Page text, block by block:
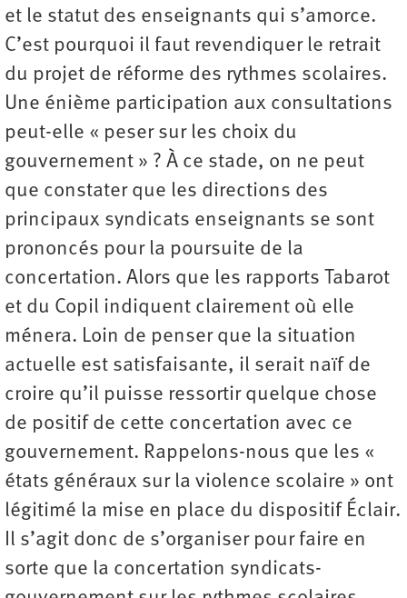
et le statut des enseignants qui s’amorce.
C’est pourquoi il faut revendiquer le retrait
du projet de réforme des rythmes scolaires.
Une énième participation aux consultations
peut-elle « peser sur les choix du
gouvernement » ? À ce stade, on ne peut
que constater que les directions des
principaux syndicats enseignants se sont
prononcés pour la poursuite de la
concertation. Alors que les rapports Tabarot
et du Copil indiquent clairement où elle
ménera. Loin de penser que la situation
actuelle est satisfaisante, il serait naïf de
croire qu’il puisse ressortir quelque chose
de positif de cette concertation avec ce
gouvernement. Rappelons-nous que les «
états généraux sur la violence scolaire » ont
légitimé la mise en place du dispositif Éclair.
Il s’agit donc de s’organiser pour faire en
sorte que la concertation syndicats-